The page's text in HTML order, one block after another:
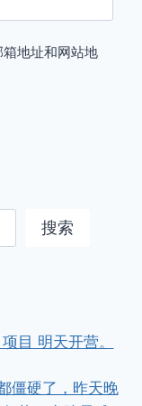
地址和网站地
搜索
目 明天开营。
僵硬了，昨天晚